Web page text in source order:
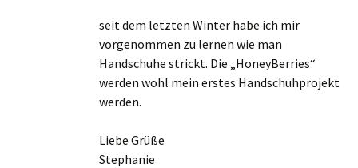
seit dem letzten Winter habe ich mir
vorgenommen zu lernen wie man
Handschuhe strickt. Die „HoneyBerries“
werden wohl mein erstes Handschuhprojekt
werden.
Liebe Grüße
Stephanie